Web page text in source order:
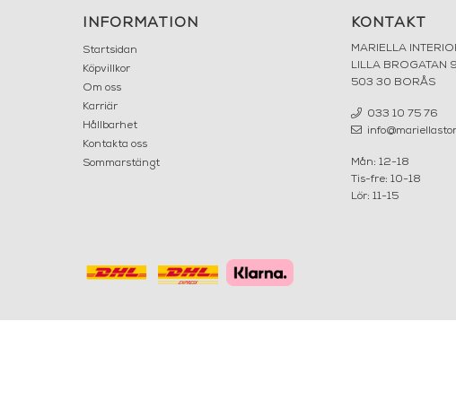
INFORMATION
Startsidan
Köpvillkor
Om oss
Karriär
Hållbarhet
Kontakta oss
Sommarstängt
KONTAKT
MARIELLA
LILLA BROGATAN 9
503 30 BORÅS
033 10 75 76
Mån: 12-18
Tis-fre: 10-18
Lör: 11-15